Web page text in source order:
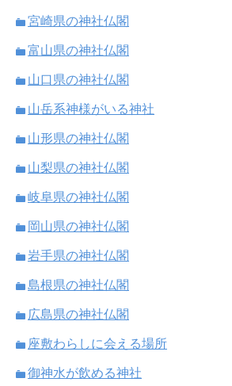
宮崎県の神社仏閣
富山県の神社仏閣
山口県の神社仏閣
山岳系神様がいる神社
山形県の神社仏閣
山梨県の神社仏閣
岐阜県の神社仏閣
岡山県の神社仏閣
岩手県の神社仏閣
島根県の神社仏閣
広島県の神社仏閣
座敷わらしに会える場所
御神水が飲める神社